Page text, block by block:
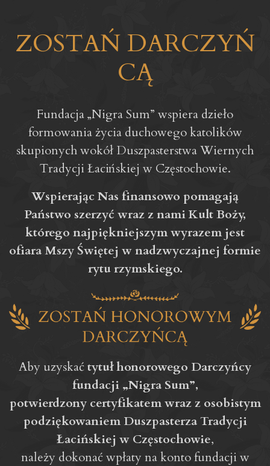
ZOSTAŃ DARCZYŃ
CĄ
Fundacja „Nigra Sum” wspiera dzieło
formowania życia duchowego katolików
skupionych wokół Duszpasterstwa Wiernych
Tradycji Łacińskiej w Częstochowie.
Wspierając Nas finansowo pomagają
Państwo szerzyć wraz z nami Kult Boży,
którego najpiękniejszym wyrazem jest
ofiara Mszy Świętej w nadzwyczajnej formie
rytu rzymskiego.
Aby uzyskaćtytuł honorowego Darczyńcy
fundacji „Nigra Sum”,
potwierdzony certyfikatem wraz z osobistym
podziękowaniem Duszpasterza Tradycji
Łacińskiej w Częstochowie,
należy dokonać wpłaty na konto fundacji w